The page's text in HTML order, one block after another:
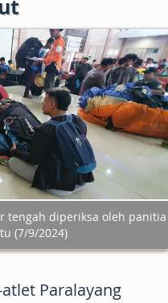
tengah diperiksa oleh panitia
(7/9/2024)
Paralayang